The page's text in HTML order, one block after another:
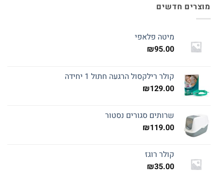
מוצרים חדשים
מיטה פלאפי
₪95.00
קולר רילקסול הרגעה חתול 1 יחידה
₪129.00
שרותים סגורים נסטור
₪119.00
קולר רוגז
₪35.00